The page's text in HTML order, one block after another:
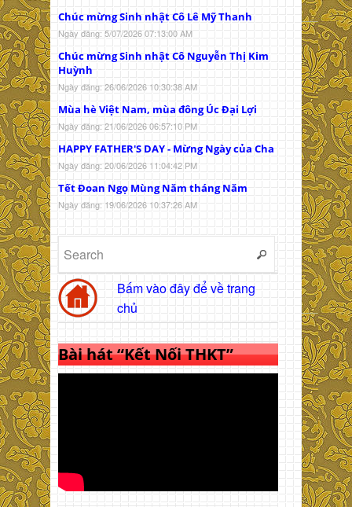
Chúc mừng Sinh nhật Cô Lê Mỹ Thanh
Ngày đăng: 5/07/2026 07:13:00 AM
Chúc mừng Sinh nhật Cô Nguyễn Thị Kim
Huỳnh
Ngày đăng: 26/06/2026 10:30:38 AM
Mùa hè Việt Nam, mùa đông Úc Đại Lợi
Ngày đăng: 21/06/2026 06:57:10 PM
HAPPY FATHER'S DAY - Mừng Ngày của Cha
Ngày đăng: 20/06/2026 11:04:42 PM
Tết Đoan Ngọ Mùng Năm tháng Năm
Ngày đăng: 19/06/2026 10:37:26 AM
Bấm vào đây để về trang
chủ
Bài hát “Kết Nối THKT”